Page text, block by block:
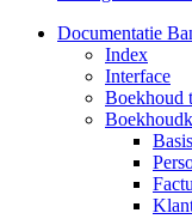
Documentatie
Index
Interface
Boekhoud